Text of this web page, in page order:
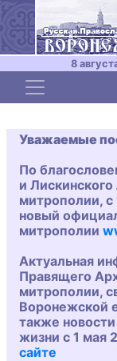
8
Toggle
Уважаемые
По
и
митрополии, с
новый
митрополии
Актуальная
Правящего
митрополии,
Воронежской
также
жизни с 1 мая
сайте